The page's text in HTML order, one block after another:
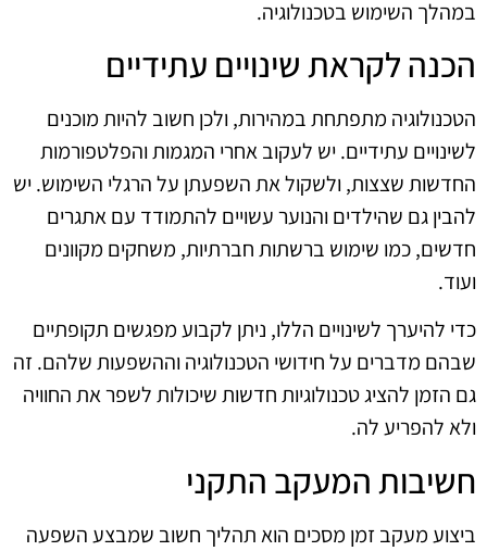
במהלך השימוש בטכנולוגיה.
הכנה לקראת שינויים עתידיים
הטכנולוגיה מתפתחת במהירות, ולכן חשוב להיות מוכנים
לשינויים עתידיים. יש לעקוב אחרי המגמות והפלטפורמות
החדשות שצצות, ולשקול את השפעתן על הרגלי השימוש. יש
להבין גם שהילדים והנוער עשויים להתמודד עם אתגרים
חדשים, כמו שימוש ברשתות חברתיות, משחקים מקוונים
ועוד.
כדי להיערך לשינויים הללו, ניתן לקבוע מפגשים תקופתיים
שבהם מדברים על חידושי הטכנולוגיה וההשפעות שלהם. זה
גם הזמן להציג טכנולוגיות חדשות שיכולות לשפר את החוויה
ולא להפריע לה.
חשיבות המעקב התקני
ביצוע מעקב זמן מסכים הוא תהליך חשוב שמבצע השפעה